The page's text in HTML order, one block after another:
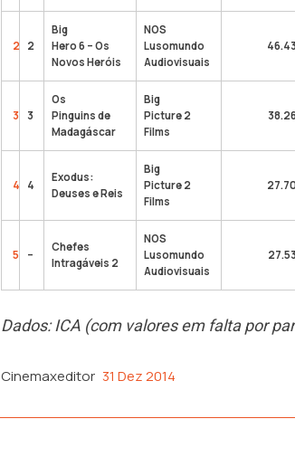
2 2
Big
Hero 6 – Os
Novos Heróis
NOS
Lusomundo
Audiovisuais
3 3
Os
Pinguins de
Madagáscar
Big
Picture 2
Films
4 4
Exodus:
Deuses e Reis
Big
Picture 2
Films
5 –
Chefes
Intragáveis 2
NOS
Lusomundo
Audiovisuais
Dados: ICA (com valores em falta por
Cinemaxeditor 31 Dez 2014